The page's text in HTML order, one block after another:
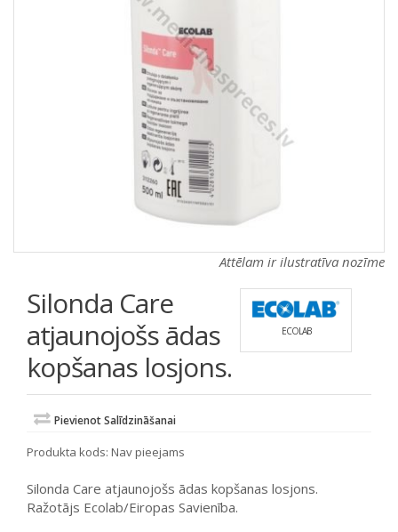
Attēlam ir ilustratīva nozīme
Silonda Care
atjaunojošs ādas
kopšanas losjons.
ECOLAB
Pievienot Salīdzināšanai
Produkta kods: Nav pieejams
Silonda Care atjaunojošs ādas kopšanas losjons.
Ražotājs Ecolab/Eiropas Savienība.